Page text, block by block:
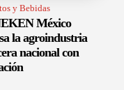
y Bebidas
México
la agroindustria
nacional con